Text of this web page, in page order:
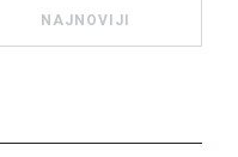
NAJNOVIJI